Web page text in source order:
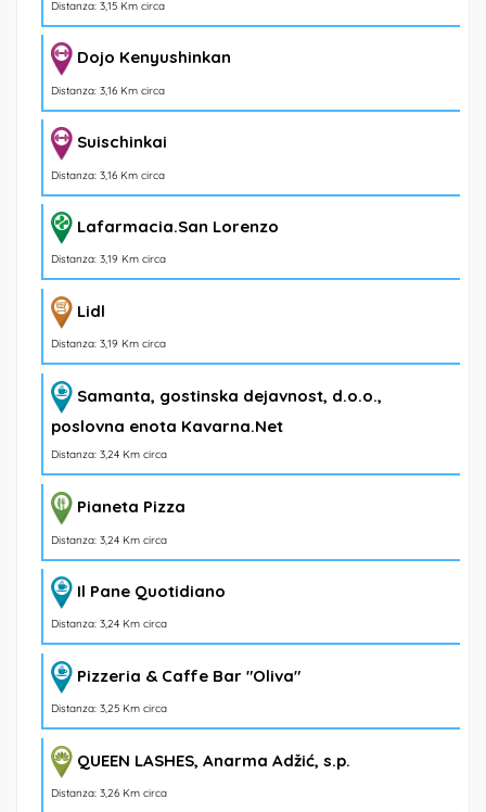
Distanza: 3,15 Km circa
Dojo Kenyushinkan
Distanza: 3,16 Km circa
Suischinkai
Distanza: 3,16 Km circa
Lafarmacia.San Lorenzo
Distanza: 3,19 Km circa
Lidl
Distanza: 3,19 Km circa
Samanta, gostinska dejavnost, d.o.o.,
poslovna enota Kavarna.Net
Distanza: 3,24 Km circa
Pianeta Pizza
Distanza: 3,24 Km circa
Il Pane Quotidiano
Distanza: 3,24 Km circa
Pizzeria & Caffe Bar "Oliva"
Distanza: 3,25 Km circa
QUEEN LASHES, Anarma Adžić, s.p.
Distanza: 3,26 Km circa